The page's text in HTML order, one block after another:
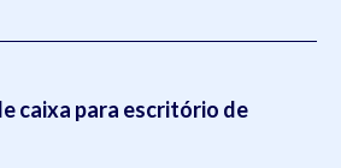
caixa para escritório de